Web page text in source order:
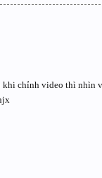
khi chỉnh video thì nhìn